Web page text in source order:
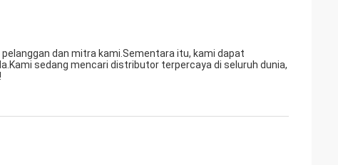
dan mitra kami.Sementara itu, kami dapat
sedang mencari distributor terpercaya di seluruh dunia,